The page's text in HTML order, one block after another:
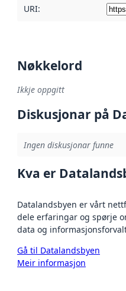
URI:
Nøkkelord
Ikkje oppgitt
Diskusjonar på
Ingen diskusjonar funne
Kva er
Datalandsbyen er vårt
dele erfaringar og spørje
data og
Gå til Datalandsbyen
Meir informasjon